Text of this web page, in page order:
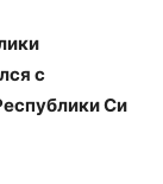
с
Си